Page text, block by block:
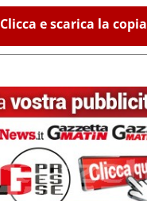
Clicca e scarica la copia